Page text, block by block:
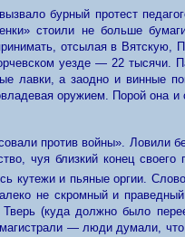
бурный протест
стоили не больше
отсылая в
уезде — 22 тысячи.
лавки, а заодно и винные
оружием. Порой она
против войны». Ловили
чуя близкийконецсвоего
кутежи и пьяные оргии.
не скромный и
Тверь (куда должнобыло
магистрали — люди думали,